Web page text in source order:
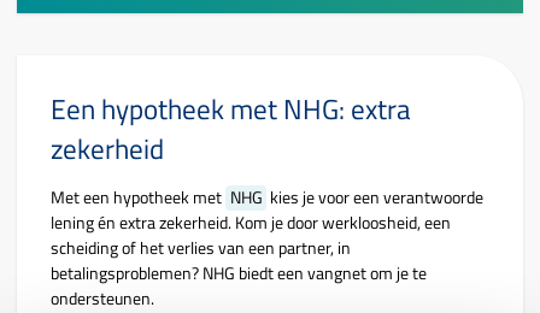
Een hypotheek met NHG: extra
zekerheid
Met een hypotheek met NHG kies je voor een verantwoorde
lening én extra zekerheid. Kom je door werkloosheid, een
scheiding of het verlies van een partner, in
betalingsproblemen? NHG biedt een vangnet om je te
ondersteunen.